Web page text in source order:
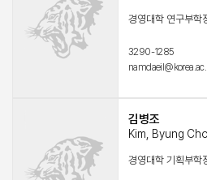
경영대학 연구부학
3290-1285
김병조
Kim, Byung Cho
경영대학 기획부학